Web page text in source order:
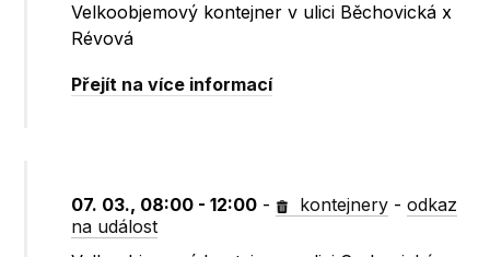
Velkoobjemový kontejner v ulici Běchovická x
Révová
Přejít na více informací
07. 03., 08:00 - 12:00 - kontejnery -odkaz
na událost